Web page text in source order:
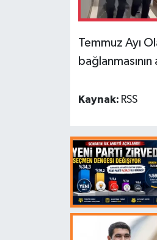
Temmuz Ayı
Kaynak: RSS